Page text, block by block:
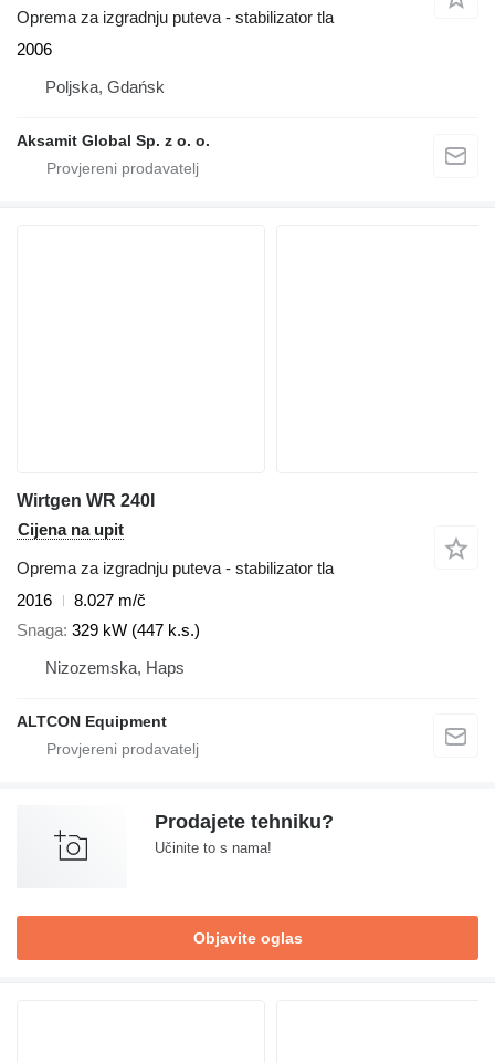
Oprema za izgradnju puteva - stabilizator tla
2006
Poljska, Gdańsk
Aksamit Global Sp. z o. o.
Wirtgen WR 240I
Cijena na upit
Oprema za izgradnju puteva - stabilizator tla
2016
8.027 m/č
Snaga 329 kW (447 k.s.)
Nizozemska, Haps
ALTCON Equipment
Prodajete tehniku?
Učinite to s nama!
Objavite oglas